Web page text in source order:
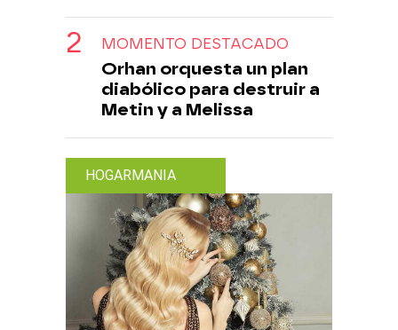
MOMENTO DESTACADO
Orhan orquesta un plan
diabólico para destruir a
Metin y a Melissa
HOGARMANIA